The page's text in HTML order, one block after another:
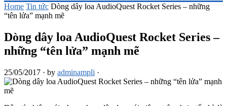
Home Tin tức Dòng dây loa AudioQuest Rocket Series – những
“tên lửa” mạnh mẽ
Dòng dây loa AudioQuest Rocket Series –
những “tên lửa” mạnh mẽ
25/05/2017 · by adminampli ·